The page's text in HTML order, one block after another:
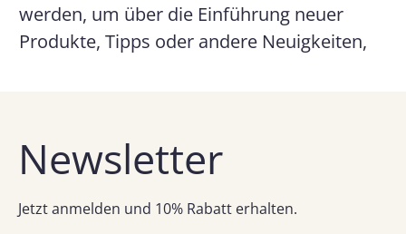
werden, um über die Einführung neuer
Produkte, Tipps oder andere Neuigkeiten,
Sie den E-Commerce-Blog von Shopify
besuchen.
Newsletter
Jetzt anmelden und 10% Rabatt erhalten.